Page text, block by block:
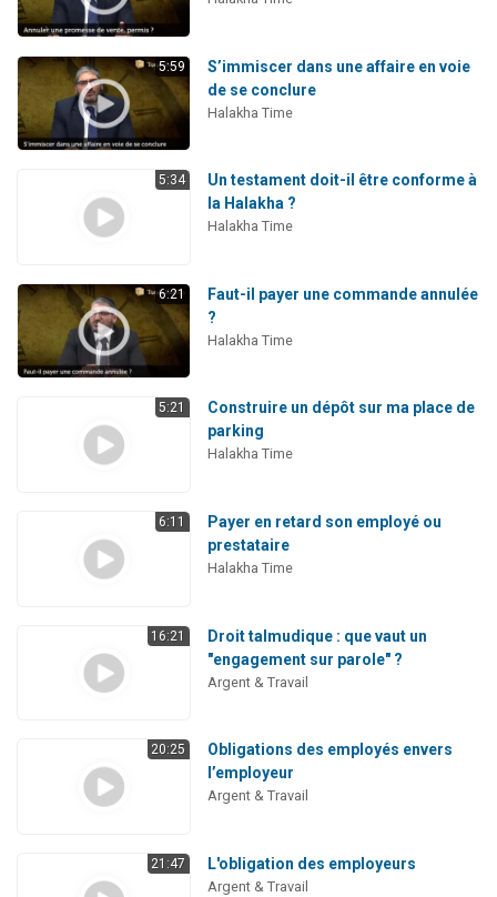
5:59
S’immiscer dans une affaire en voie
de se conclure
Halakha Time
5:34
Un testament doit-il être conforme à
la Halakha ?
Halakha Time
6:21
Faut-il payer une commande annulée
?
Halakha Time
5:21
Construire un dépôt sur ma place de
parking
Halakha Time
6:11
Payer en retard son employé ou
prestataire
Halakha Time
16:21
Droit talmudique : que vaut un
"engagement sur parole" ?
Argent & Travail
20:25
Obligations des employés envers
l’employeur
Argent & Travail
21:47 L'obligation des employeurs
Argent & Travail